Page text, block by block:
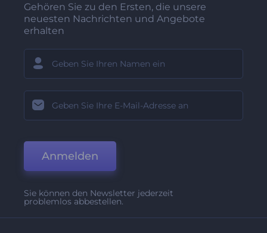
Gehören Sie zu den Ersten, die unsere
neuesten Nachrichten und Angebote
erhalten
Anmelden
Sie können den Newsletter jederzeit
problemlos abbestellen.